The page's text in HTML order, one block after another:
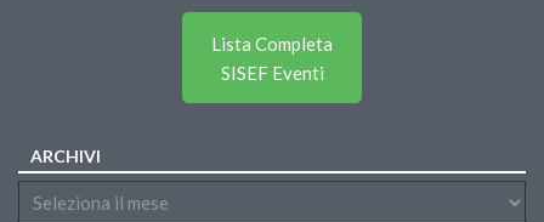
Lista Completa
SISEF Eventi
ARCHIVI